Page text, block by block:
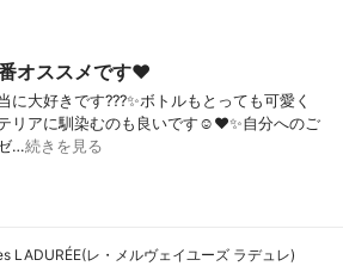
オススメです❤️
に大好きです???✨ボトルもとっても可愛く
リアに馴染むのも良いです☺️❤️✨自分へのご
…続きを見る
LADURÉE(レ・メルヴェイユーズ ラデュレ)